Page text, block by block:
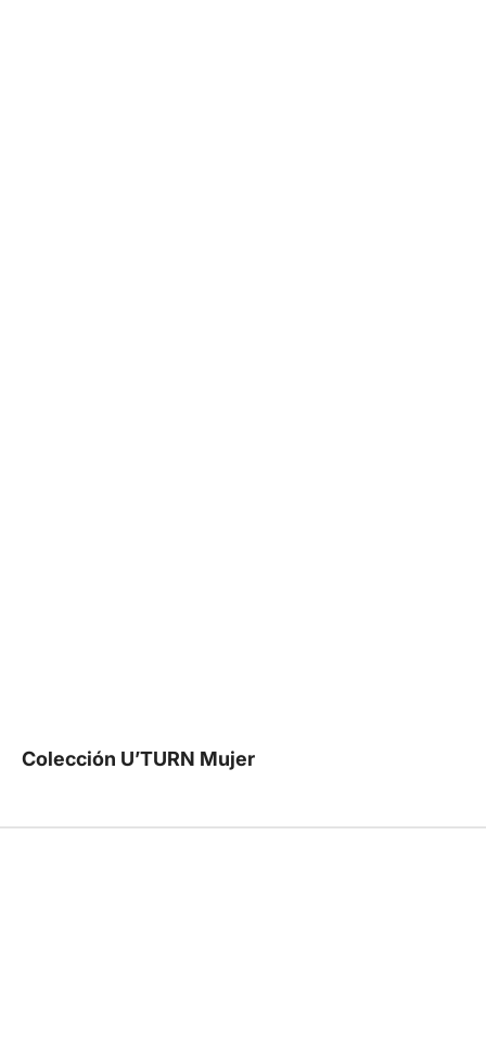
Colección U’TURN Mujer